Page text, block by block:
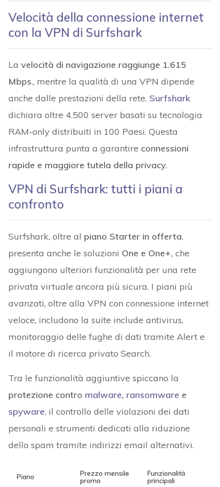
Velocità della connessione internet
con la VPN di Surfshark
Lavelocità di navigazione raggiunge 1.615
Mbps., mentre la qualità di una VPN dipende
anche dalle prestazioni della rete. Surfshark
dichiara oltre 4.500 server basati su tecnologia
RAM-only distribuiti in 100 Paesi. Questa
infrastruttura punta a garantire connessioni
rapide e maggiore tutela della privacy.
VPN di Surfshark: tutti i piani a
confronto
Surfshark, oltre al piano Starter in offerta,
presenta anche le soluzioni One e One+, che
aggiungono ulteriori funzionalità per una rete
privata virtuale ancora più sicura. I piani più
avanzati, oltre alla VPN con connessione internet
veloce, includono la suite include antivirus,
monitoraggio delle fughe di dati tramite Alert e
il motore di ricerca privato Search.
Tra le funzionalità aggiuntive spiccano la
protezione contro malware, ransomware e
spyware, il controllo delle violazioni dei dati
personali e strumenti dedicati alla riduzione
dello spam tramite indirizzi email alternativi.
Piano
Prezzo mensile
promo
Funzionalità
principali